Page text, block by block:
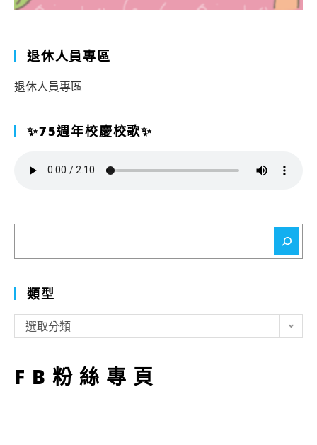
退休人員專區
退休人員專區
✨75週年校慶校歌✨
類型
型
選取分類
FB粉絲專頁